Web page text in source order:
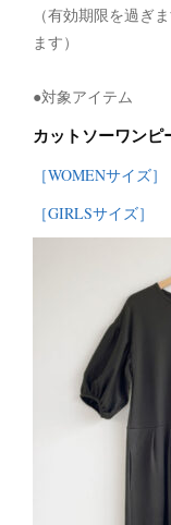
（有効期限を過ぎ
ます）
●対象アイテム
カットソーワン
［WOMENサイズ］
［GIRLSサイズ］